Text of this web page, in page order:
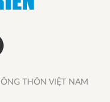
THÔN VIỆT NAM